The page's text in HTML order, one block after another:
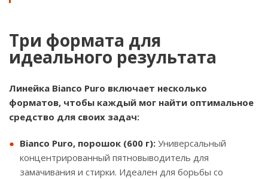
Три формата для
идеального результата
Линейка Bianco Puro включает несколько
форматов, чтобы каждый мог найти оптимальное
средство для своих задач:
Bianco Puro, порошок (600 г): Универсальный
концентрированный пятновыводитель для
замачивания и стирки. Идеален для борьбы со